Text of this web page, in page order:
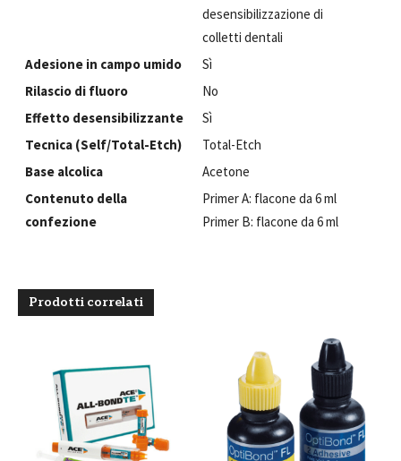
desensibilizzazione di
colletti dentali
Adesione in campo umido
Sì
Rilascio di fluoro
No
Effetto desensibilizzante
Sì
Tecnica (Self/Total-Etch)
Total-Etch
Base alcolica
Acetone
Contenuto della
confezione
Primer A: flacone da 6 ml
Primer B: flacone da 6 ml
Prodotti correlati